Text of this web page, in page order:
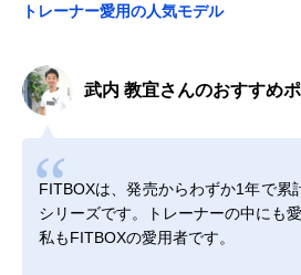
トレーナー愛用の人気モデル
武内 教宜さんのおすすめ
FITBOXは、発売からわずか1年で累
シリーズです。トレーナーの中にも
私もFITBOXの愛用者です。